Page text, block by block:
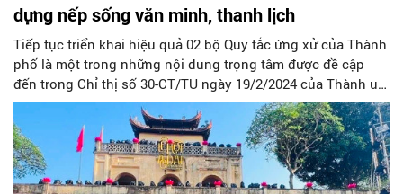
dựng nếp sống văn minh, thanh lịch
Tiếp tục triển khai hiệu quả 02 bộ Quy tắc ứng xử của Thành
phố là một trong những nội dung trọng tâm được đề cập
đến trong Chỉ thị số 30-CT/TU ngày 19/2/2024 của Thành uỷ
Hà Nội “Tăng cường sự chỉ đạo của các cấp uỷ Đảng về xây
dựng người Hà Nội thanh lịch, văn minh”.